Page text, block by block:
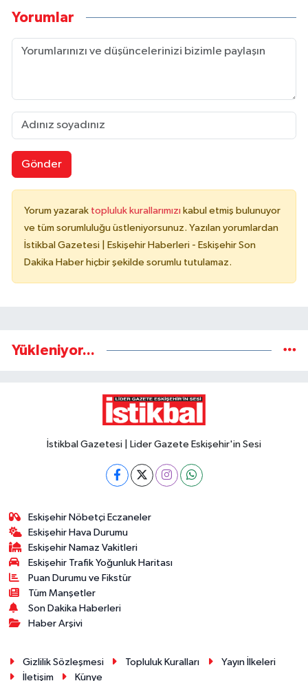
Yorumlar
Gönder
Yorum yazarak topluluk kurallarımızı kabul etmiş bulunuyor
ve tüm sorumluluğu üstleniyorsunuz. Yazılan yorumlardan
İstikbal Gazetesi | Eskişehir Haberleri - Eskişehir Son
Dakika Haber hiçbir şekilde sorumlu tutulamaz.
Yükleniyor...
İstikbal Gazetesi | Lider Gazete Eskişehir'in Sesi
Eskişehir Nöbetçi Eczaneler
Eskişehir Hava Durumu
Eskişehir Namaz Vakitleri
Eskişehir Trafik Yoğunluk Haritası
Puan Durumu ve Fikstür
Tüm Manşetler
Son Dakika Haberleri
Haber Arşivi
Gizlilik Sözleşmesi Topluluk Kuralları
Yayın İlkeleri
İletişim
Künye